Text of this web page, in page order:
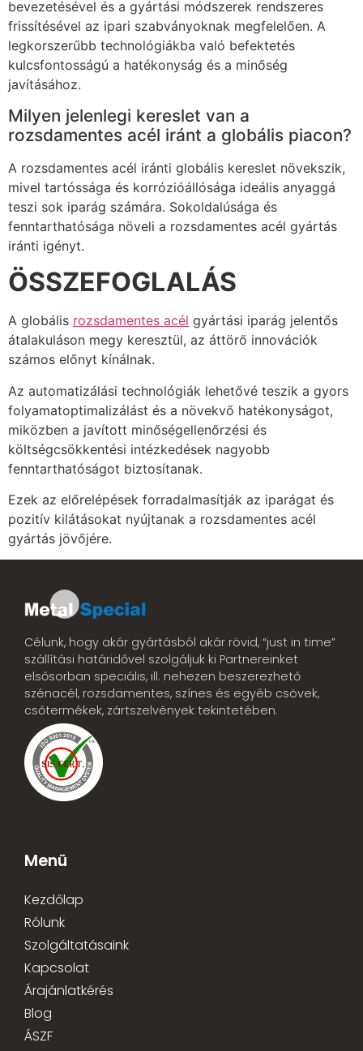
bevezetésével és a gyártási módszerek rendszeres
frissítésével az ipari szabványoknak megfelelően. A
legkorszerűbb technológiákba való befektetés
kulcsfontosságú a hatékonyság és a minőség
javításához.
Milyen jelenlegi kereslet van a
rozsdamentes acél iránt a globális piacon?
A rozsdamentes acél iránti globális kereslet növekszik,
mivel tartóssága és korrózióállósága ideális anyaggá
teszi sok iparág számára. Sokoldalúsága és
fenntarthatósága növeli a rozsdamentes acél gyártás
iránti igényt.
ÖSSZEFOGLALÁS
A globális rozsdamentes acél gyártási iparág jelentős
átalakuláson megy keresztül, az áttörő innovációk
számos előnyt kínálnak.
Az automatizálási technológiák lehetővé teszik a gyors
folyamatoptimalizálást és a növekvő hatékonyságot,
miközben a javított minőségellenőrzési és
költségcsökkentési intézkedések nagyobb
fenntarthatóságot biztosítanak.
Ezek az előrelépések forradalmasítják az iparágat és
pozitív kilátásokat nyújtanak a rozsdamentes acél
gyártás jövőjére.
Célunk, hogy akár gyártásból akár rövid, “just in time”
szállítási határidővel szolgáljuk ki Partnereinket
elsősorban speciális, ill. nehezen beszerezhető
szénacél, rozsdamentes, színes és egyéb csövek,
csőtermékek, zártszelvények tekintetében.
Menü
Kezdőlap
Rólunk
Szolgáltatásaink
Kapcsolat
Árajánlatkérés
Blog
ÁSZF